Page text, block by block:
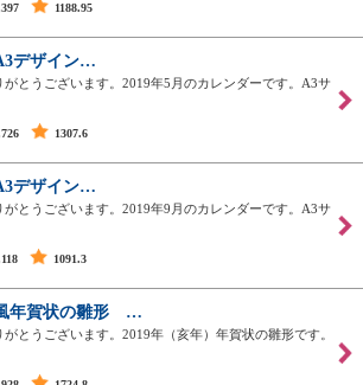
1188.95
デザイン…
がとうございます。2019年5月のカレンダーです。A3サ
1307.6
デザイン…
がとうございます。2019年9月のカレンダーです。A3サ
1091.3
年賀状の雛形 …
がとうございます。2019年（亥年）年賀状の雛形です。